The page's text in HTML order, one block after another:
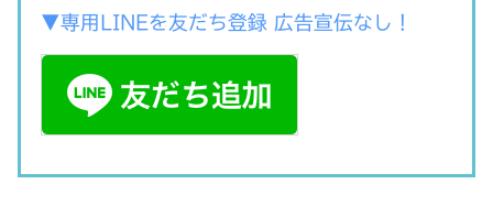
▼専用LINEを友だち登録 広告宣伝なし！